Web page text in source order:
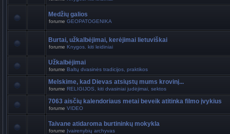
Medžių galios
forume GEOPATOGENIKA
Burtai, užkalbėjimai, kerėjimai lietuviškai
forume Knygos. kiti leidiniai
Užkalbėjimai
forume Baltų dvasinės tradicijos, praktikos
Melskime, kad Dievas atsiųstų mums krovinį...
forume RELIGIJOS, kiti dvasiniai judėjimai, sektos
7063 aisčių kalendoriaus metai beveik atitinka filmo įvykius
forume VIDEO
Taivane atidaroma burtininkų mokykla
forume Įvairenybių archyvas